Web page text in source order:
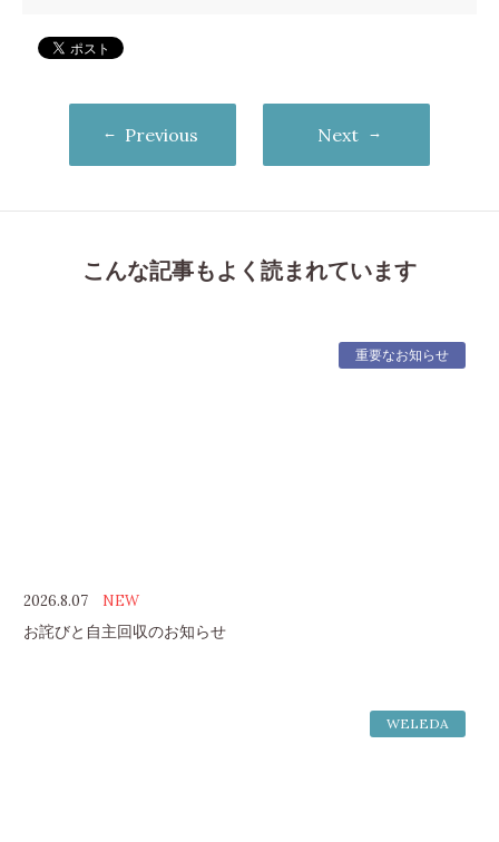
Previous Next
こんな記事もよく読まれています
重要なお知らせ
2026.8.07 NEW
お詫びと自主回収のお知らせ
WELEDA